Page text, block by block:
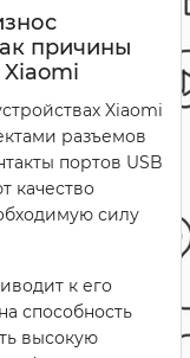
причины
Xiaomi
разъемов
портов USB
качество
силу
к его
способность
высокую